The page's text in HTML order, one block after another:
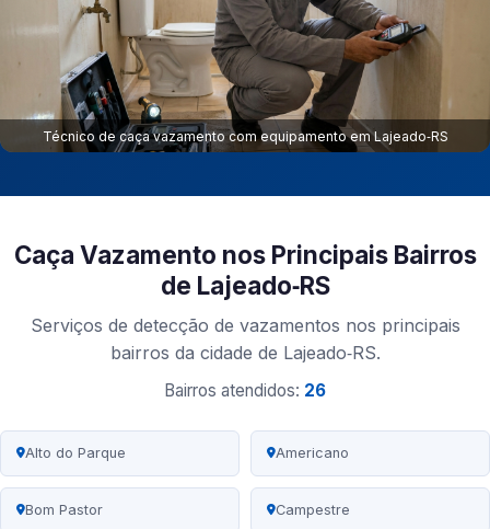
Técnico de caça vazamento com equipamento em Lajeado‑RS
Caça Vazamento nos Principais Bairros
de Lajeado‑RS
Serviços de detecção de vazamentos nos principais
bairros da cidade de Lajeado‑RS.
Bairros atendidos: 26
Alto do Parque Americano
Bom Pastor Campestre